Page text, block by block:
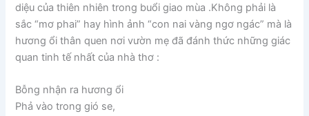
diệu của thiên nhiên trong buổi giao mùa .Không phải là
sắc “mơ phai” hay hình ảnh “con nai vàng ngơ ngác” mà là
hương ổi thân quen nơi vườn mẹ đã đánh thức những giác
quan tinh tế nhất của nhà thơ :
Bỗng nhận ra hương ổi
Phả vào trong gió se,